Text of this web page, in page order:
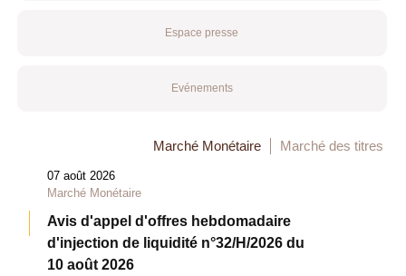
Espace presse
Evénements
Marché Monétaire Marché des titres
07 août 2026
Marché Monétaire
Avis d'appel d'offres hebdomadaire
d'injection de liquidité n°32/H/2026 du
10 août 2026